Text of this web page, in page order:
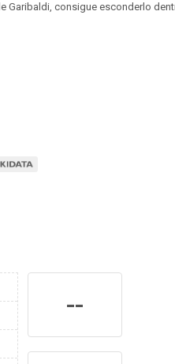
Garibaldi, consigue esconderlo
--